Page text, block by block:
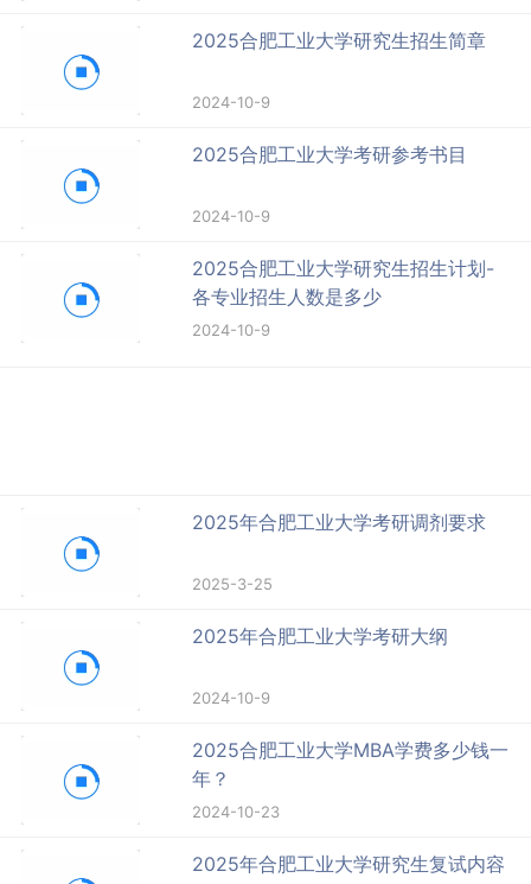
2025合肥工业大学研究生招生简章
2024-10-9
2025合肥工业大学考研参考书目
2024-10-9
2025合肥工业大学研究生招生计划-
各专业招生人数是多少
2024-10-9
2025年合肥工业大学考研调剂要求
2025-3-25
2025年合肥工业大学考研大纲
2024-10-9
2025合肥工业大学MBA学费多少钱一
年？
2024-10-23
2025年合肥工业大学研究生复试内容